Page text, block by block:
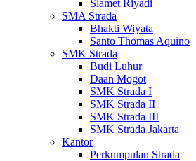
Slamet Riyadi
SMA Strada
Bhakti Wiyata
Santo Thomas Aquino
SMK Strada
Budi Luhur
Daan Mogot
SMK Strada I
SMK Strada II
SMK Strada III
SMK Strada Jakarta
Kantor
Perkumpulan Strada